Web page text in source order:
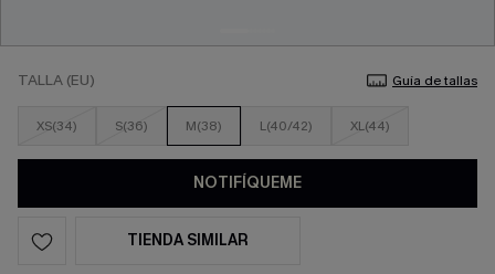
TALLA (EU) Guía de tallas
XS(34) S(36) M(38) L(40/42) XL(44)
NOTIFÍQUEME
TIENDA SIMILAR